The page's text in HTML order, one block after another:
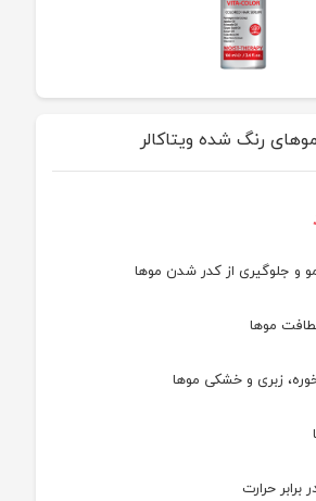
رنگ شده ویتاکالر
و جلوگیری از کدر شدن موها
موها
زبری و خشکی موها
حرارت